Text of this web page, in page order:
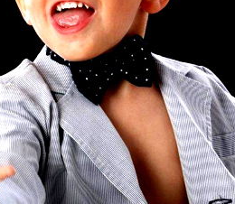
straordinarie, gestione procedure
e Management buy out.
di Firenze.